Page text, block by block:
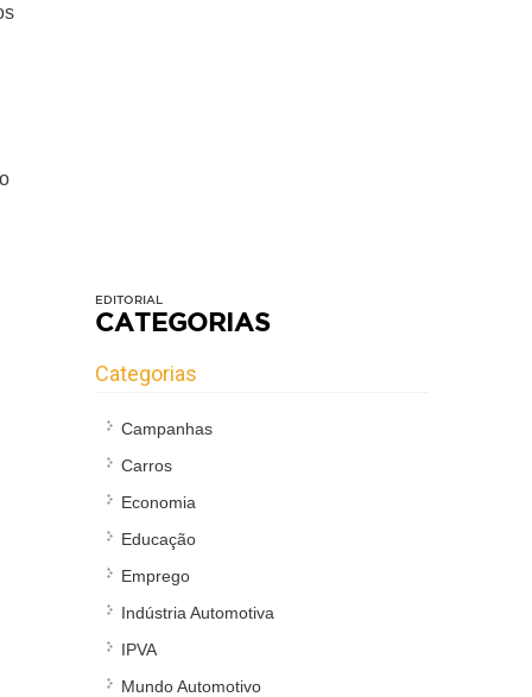
EDITORIAL
CATEGORIAS
Categorias
Campanhas
Carros
Economia
Educação
Emprego
Indústria Automotiva
IPVA
Mundo Automotivo